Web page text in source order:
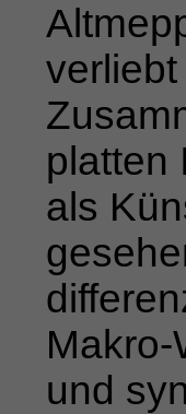
platten
als
dif­
und